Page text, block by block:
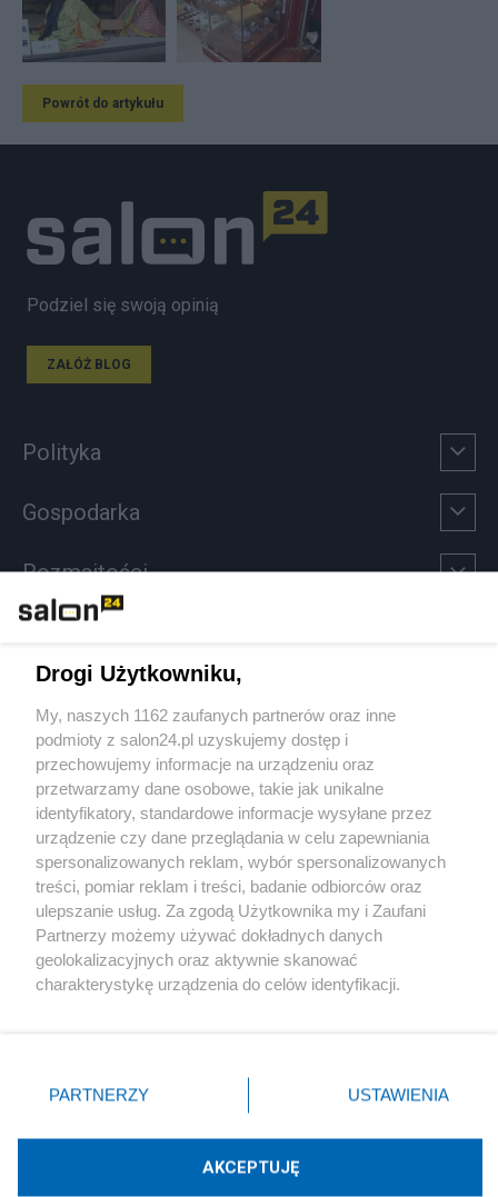
Powrót do artykułu
Podziel się swoją opinią
ZAŁÓŻ BLOG
Polityka
Gospodarka
Rozmaitości
Sport
Społeczeństwo
Kultura
X Facebook Instagram Youtube
Drogi Użytkowniku,
My, naszych 1162 zaufanych partnerów oraz inne
podmioty z salon24.pl uzyskujemy dostęp i
przechowujemy informacje na urządzeniu oraz
przetwarzamy dane osobowe, takie jak unikalne
identyfikatory, standardowe informacje wysyłane przez
urządzenie czy dane przeglądania w celu zapewniania
spersonalizowanych reklam, wybór spersonalizowanych
treści, pomiar reklam i treści, badanie odbiorców oraz
ulepszanie usług. Za zgodą Użytkownika my i Zaufani
Partnerzy możemy używać dokładnych danych
geolokalizacyjnych oraz aktywnie skanować
charakterystykę urządzenia do celów identyfikacji.
zmienić/wycofać klikając przycisk ustawień prywatności
znajdujący się w lewym dolnym rogu strony
rodzaje przetwarzania danych nie wymagają zgody
użytkownika, ale masz prawo sprzeciwić się takiemu
przetwarzaniu. Preferencje będą miały zastosowania tylko
PARTNERZY USTAWIENIA
AKCEPTUJĘ